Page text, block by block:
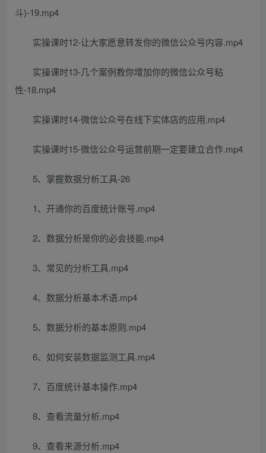
斗)-19.mp4
实操课时12-让大家愿意转发你的微信公众号内容.mp4
实操课时13-几个案例教你增加你的微信公众号粘
性-18.mp4
实操课时14-微信公众号在线下实体店的应用.mp4
实操课时15-微信公众号运营前期一定要建立合作.mp4
5、掌握数据分析工具-26
1、开通你的百度统计账号.mp4
2、数据分析是你的必会技能.mp4
3、常见的分析工具.mp4
4、数据分析基本术语.mp4
5、数据分析的基本原则.mp4
6、如何安装数据监测工具.mp4
7、百度统计基本操作.mp4
8、查看流量分析.mp4
9、查看来源分析.mp4